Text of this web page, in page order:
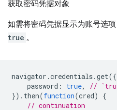
获取密码凭据对象
如需将密码凭据显示为账号选
true 。
navigator .credentials .get({
password : true,
//
}). then(function(cred)
{
// continuation